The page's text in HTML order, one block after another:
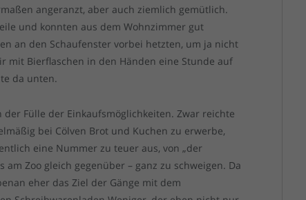
angeranzt, aber auch ziemlich gemütlich.
und konnten aus dem Wohnzimmer gut
an den Schaufenster vorbei hetzten, um ja nicht
mit Bierflaschen in den Händen eine Stunde auf
da unten.
Fülle der Einkaufsmöglichkeiten. Zwar reichte
bei Cölven Brot und Kuchen zu erwerbe,
eine Nummer zu teuer aus, von „der
Zoo gleich gegenüber – ganz zu schweigen. Da
eher das Ziel der Gänge mit dem